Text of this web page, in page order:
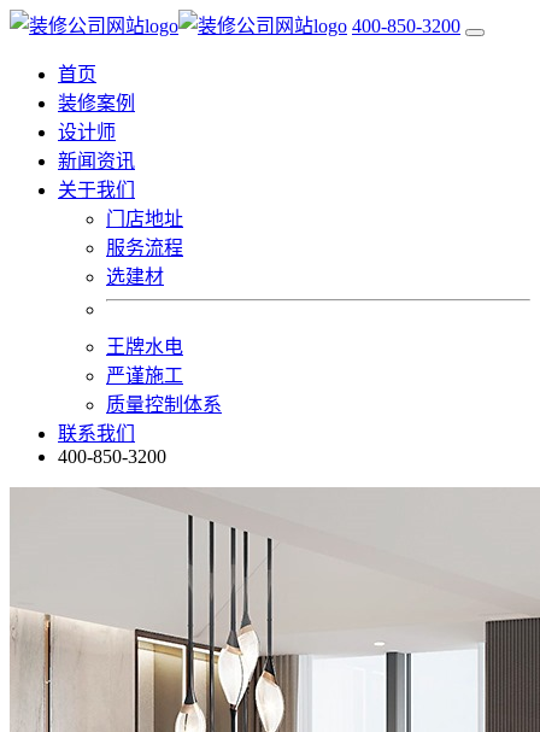
400-850-3200
首页
装修案例
设计师
新闻资讯
关于我们
门店地址
服务流程
选建材
王牌水电
严谨施工
质量控制体系
联系我们
400-850-3200